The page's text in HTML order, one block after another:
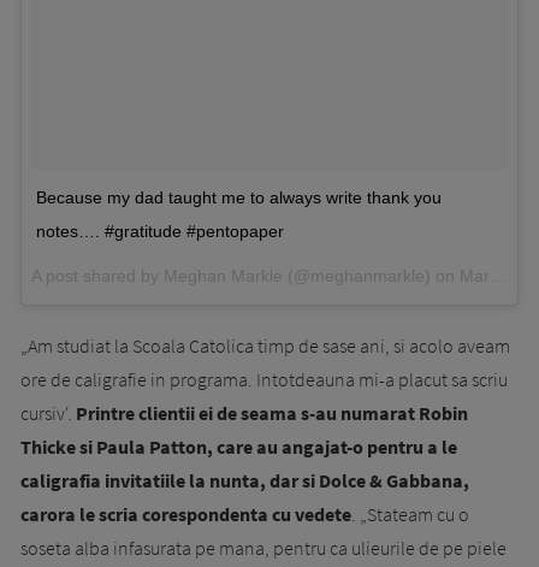
Because my dad taught me to always write thank you
notes…. #gratitude #pentopaper
A post shared by Meghan Markle (@meghanmarkle) on Mar 20, 2016 at 5:58pm PDT
„Am studiat la Scoala Catolica timp de sase ani, si acolo aveam
ore de caligrafie in programa. Intotdeauna mi-a placut sa scriu
cursiv'. Printre clientii ei de seama s-au numarat Robin
Thicke si Paula Patton, care au angajat-o pentru a le
caligrafia invitatiile la nunta, dar si Dolce & Gabbana,
carora le scria corespondenta cu vedete . „Stateam cu o
soseta alba infasurata pe mana, pentru ca ulieurile de pe piele